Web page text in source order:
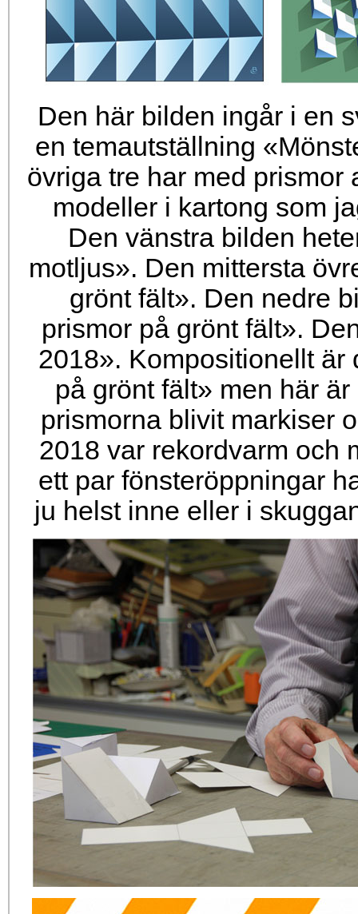
Den här bilden ingår i en
en temautställning
övriga tre har med prismor
modeller i kartong som
Den vänstra bilden
motljus». Den mittersta
grönt fält». Den nedre
prismor på grönt fält».
2018». Kompositionellt är
på grönt fält» men här
prismorna blivit markiser
2018 var rekordvarm och
ett par fönsteröppningar
ju helst inne eller i